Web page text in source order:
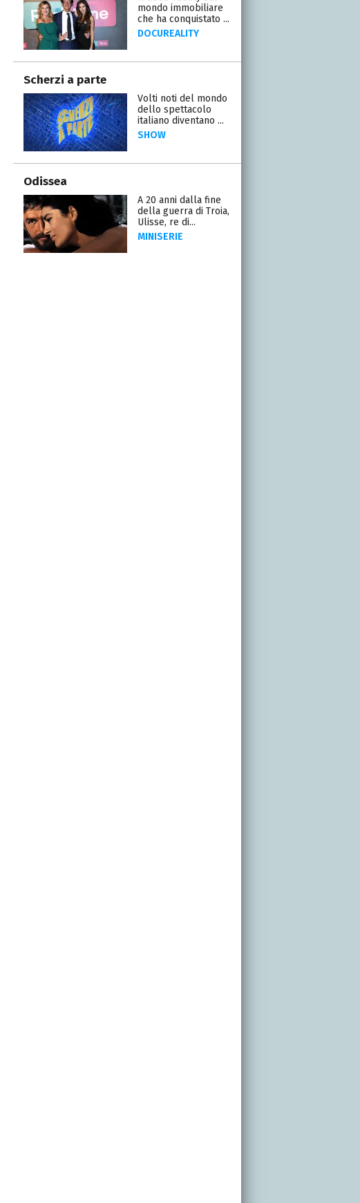
mondo immobiliare
che ha conquistato ...
DOCUREALITY
Scherzi a parte
Volti noti del mondo
dello spettacolo
italiano diventano ...
SHOW
Odissea
A 20 anni dalla fine
della guerra di Troia,
Ulisse, re di...
MINISERIE